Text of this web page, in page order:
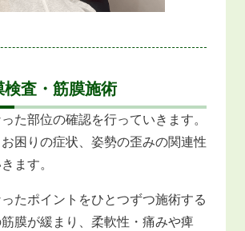
査・筋膜施術
た部位の確認を行っていきます。
困りの症状、姿勢の歪みの関連性
ます。
たポイントをひとつずつ施術する
膜が緩まり、柔軟性・痛みや痺